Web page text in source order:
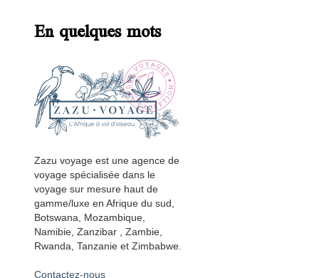
En quelques mots
Zazu voyage est une agence de
voyage spécialisée dans le
voyage sur mesure haut de
gamme/luxe en Afrique du sud,
Botswana, Mozambique,
Namibie, Zanzibar , Zambie,
Rwanda, Tanzanie et Zimbabwe.
Contactez-nous